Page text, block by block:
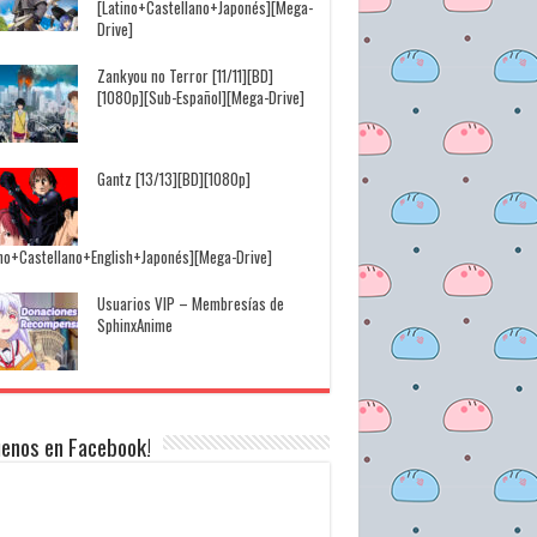
[Latino+Castellano+Japonés][Mega-
Drive]
Zankyou no Terror [11/11][BD]
[1080p][Sub-Español][Mega-Drive]
Gantz [13/13][BD][1080p]
Drive]
Usuarios VIP – Membresías de
SphinxAnime
en Facebook!